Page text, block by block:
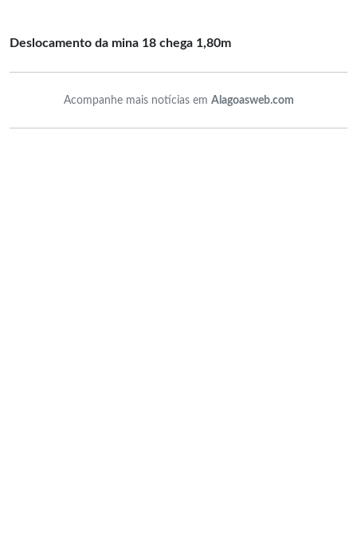
Deslocamento da mina 18 chega 1,80m
Acompanhe mais notícias em Alagoasweb.com